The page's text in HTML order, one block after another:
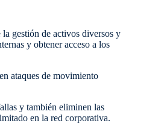
gestión de activos diversos y
y obtener acceso a los
ataques de movimiento
y también eliminen las
en la red corporativa.